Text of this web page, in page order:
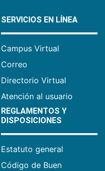
SERVICIOS EN LÍNEA
Campus Virtual
Correo
Directorio Virtual
Atención al usuario
REGLAMENTOS Y
DISPOSICIONES
Estatuto general
Código de Buen